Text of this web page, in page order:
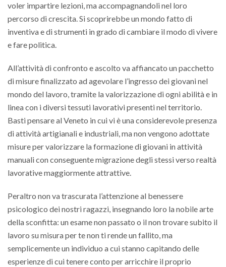
voler impartire lezioni, ma accompagnandoli nel loro
percorso di crescita. Si scoprirebbe un mondo fatto di
inventiva e di strumenti in grado di cambiare il modo di vivere
e fare politica.
All’attività di confronto e ascolto va affiancato un pacchetto
di misure finalizzato ad agevolare l’ingresso dei giovani nel
mondo del lavoro, tramite la valorizzazione di ogni abilità e in
linea con i diversi tessuti lavorativi presenti nel territorio.
Basti pensare al Veneto in cui vi è una considerevole presenza
di attività artigianali e industriali, ma non vengono adottate
misure per valorizzare la formazione di giovani in attività
manuali con conseguente migrazione degli stessi verso realtà
lavorative maggiormente attrattive.
Peraltro non va trascurata l’attenzione al benessere
psicologico dei nostri ragazzi, insegnando loro la nobile arte
della sconfitta: un esame non passato o il non trovare subito il
lavoro su misura per te non ti rende un fallito, ma
semplicemente un individuo a cui stanno capitando delle
esperienze di cui tenere conto per arricchire il proprio